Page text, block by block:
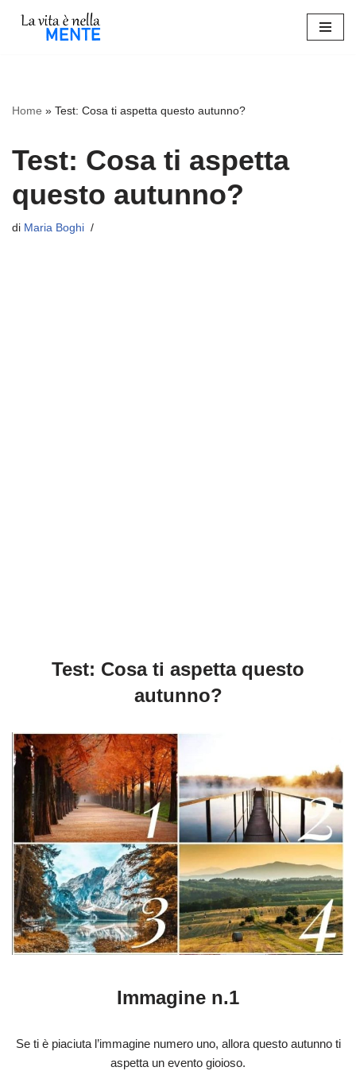
Home » Test: Cosa ti aspetta questo autunno?
Test: Cosa ti aspetta
questo autunno?
di Maria Boghi
Test: Cosa ti aspetta questo
autunno?
Immagine n.1
Se ti è piaciuta l’immagine numero uno, allora questo autunno ti
aspetta un evento gioioso.